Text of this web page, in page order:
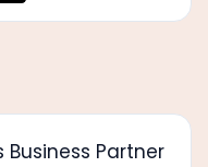
Business Partner